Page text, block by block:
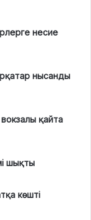
несие
нысанды
қайта
шықты
көшті